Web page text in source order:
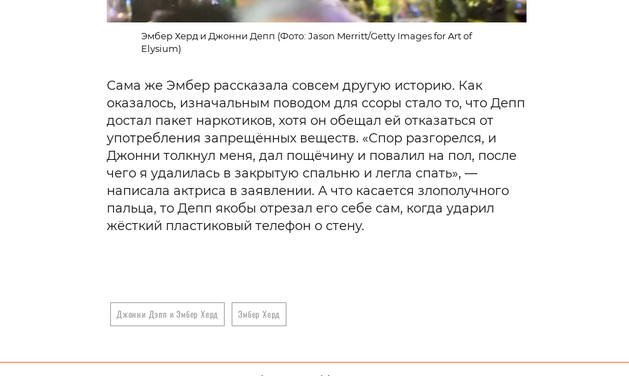
Эмбер Херд и Джонни Депп (Фото: Jason Merritt/Getty Images for Art of
Elysium)
Сама же Эмбер рассказала совсем другую историю. Как
оказалось, изначальным поводом для ссоры стало то, что Депп
достал пакет наркотиков, хотя он обещал ей отказаться от
употребления запрещённых веществ. «Спор разгорелся, и
Джонни толкнул меня, дал пощёчину и повалил на пол, после
чего я удалилась в закрытую спальню и легла спать», —
написала актриса в заявлении. А что касается злополучного
пальца, то Депп якобы отрезал его себе сам, когда ударил
жёсткий пластиковый телефон о стену.
Джонни Дэпп и Эмбер Херд Эмбер Херд